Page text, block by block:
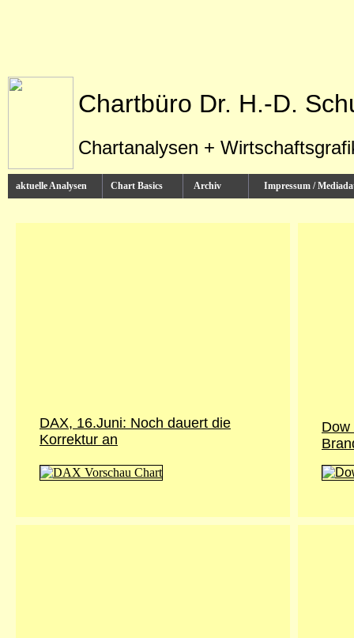
Chartbüro Dr. H.-D.
Chartanalysen +
aktuelle Analysen Chart Basics Archiv Impressum /
DAX, 16.Juni: Noch dauert die
Korrektur an
Dow